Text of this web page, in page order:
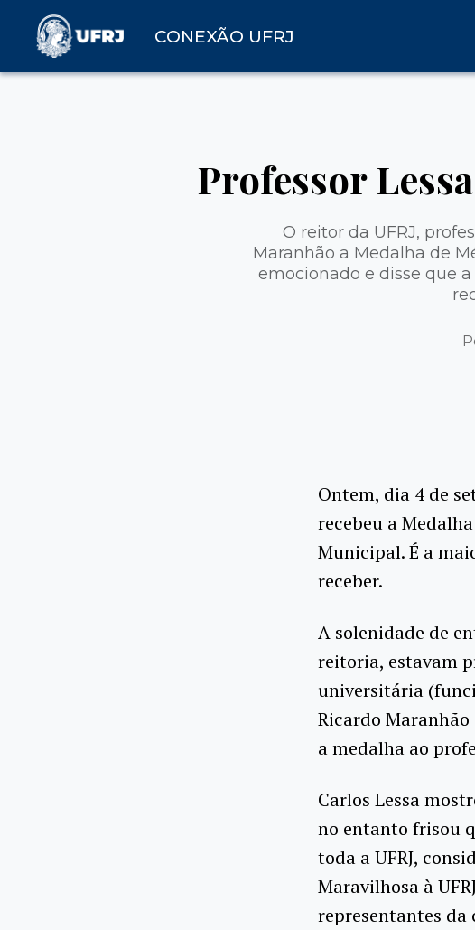
CONEXÃO UFRJ
Professor
O reitor da UFRJ,
Maranhão a Medalha de
emocionado e disse que
Ontem, dia 4 de
recebeu a
Municipal. É a
receber.
A solenidade de
reitoria, estavam
universitária
Ricardo
a medalha ao
Carlos Lessa
no entanto frisou
toda a UFRJ,
Maravilhosa à
representantes